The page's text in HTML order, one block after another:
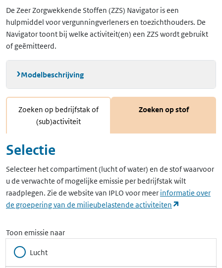
De Zeer Zorgwekkende Stoffen (ZZS) Navigator is een
hulpmiddel voor vergunningverleners en toezichthouders. De
Navigator toont bij welke activiteit(en) een ZZS wordt gebruikt
of geëmitteerd.
Modelbeschrijving
Zoeken op bedrijfstak of
(sub)activiteit
Zoeken op stof
Selectie
Selecteer het compartiment (lucht of water) en de stof waarvoor
u de verwachte of mogelijke emissie per bedrijfstak wilt
raadplegen. Zie de website van IPLO voor meer informatie over
de groepering van de milieubelastende activiteiten
Toon emissie naar
Lucht